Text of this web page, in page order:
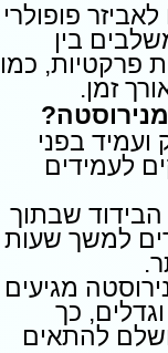
פופולרי
בין
פרקטיות, כמו
זמן.
ועמיד בפני
לעמידים
שבתוך
למשך שעות
מגיעים
כך
להתאים